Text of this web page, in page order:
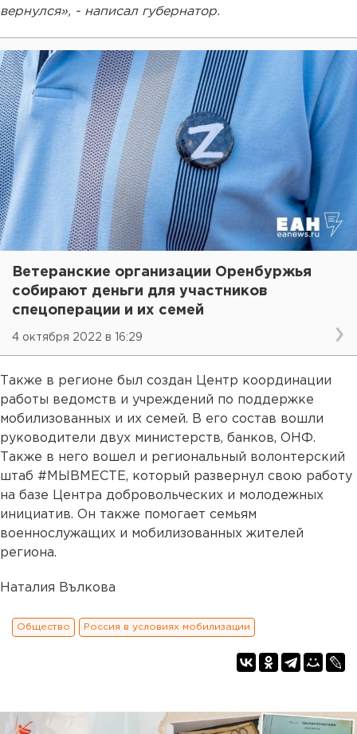
вернулся», - написал губернатор.
Ветеранские организации Оренбуржья
собирают деньги для участников
спецоперации и их семей
4 октября 2022 в 16:29
Также в регионе был создан Центр координации
работы ведомств и учреждений по поддержке
мобилизованных и их семей. В его состав вошли
руководители двух министерств, банков, ОНФ.
Также в него вошел и региональный волонтерский
штаб #МЫВМЕСТЕ, который развернул свою работу
на базе Центра добровольческих и молодежных
инициатив. Он также помогает семьям
военнослужащих и мобилизованных жителей
региона.
Наталия Вълкова
Общество Россия в условиях мобилизации